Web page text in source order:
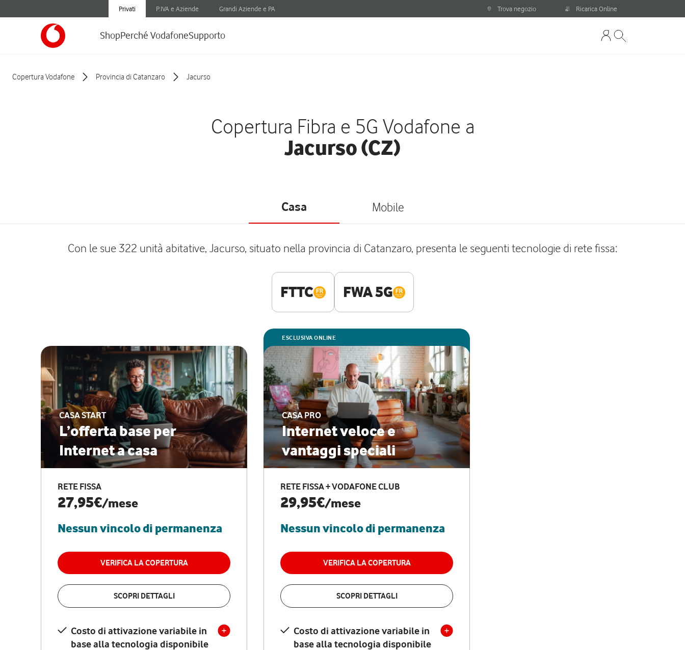
Privati P.IVA e Aziende Grandi Aziende e PA Trova negozio Ricarica Online
ShopPerché VodafoneSupporto
Copertura Vodafone Provincia di Catanzaro Jacurso
Copertura Fibra e 5G Vodafone a
Jacurso (CZ)
Casa Mobile
Con le sue 322 unità abitative, Jacurso, situato nella provincia di Catanzaro, presenta le seguenti tecnologie di rete fissa:
FTTC FWA 5G
CASA START
L’offerta base per
Internet a casa
RETE FISSA
27,95€/mese
Nessun vincolo di permanenza
VERIFICA LA COPERTURA
SCOPRI DETTAGLI
Costo di attivazione variabile in
base alla tecnologia disponibile
ESCLUSIVA ONLINE
CASA PRO
Internet veloce e
vantaggi speciali
RETE FISSA + VODAFONE CLUB
29,95€/mese
Nessun vincolo di permanenza
VERIFICA LA COPERTURA
SCOPRI DETTAGLI
Costo di attivazione variabile in
base alla tecnologia disponibile